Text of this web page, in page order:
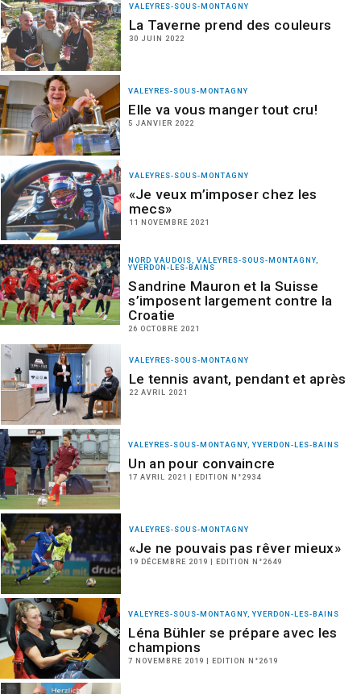
VALEYRES-SOUS-MONTAGNY
La Taverne prend des couleurs
30 JUIN 2022
VALEYRES-SOUS-MONTAGNY
Elle va vous manger tout cru!
5 JANVIER 2022
VALEYRES-SOUS-MONTAGNY
«Je veux m’imposer chez les
mecs»
11 NOVEMBRE 2021
NORD VAUDOIS, VALEYRES-SOUS-MONTAGNY,
YVERDON-LES-BAINS
Sandrine Mauron et la Suisse
s’imposent largement contre la
Croatie
26 OCTOBRE 2021
VALEYRES-SOUS-MONTAGNY
Le tennis avant, pendant et après
22 AVRIL 2021
VALEYRES-SOUS-MONTAGNY, YVERDON-LES-BAINS
Un an pour convaincre
17 AVRIL 2021 | EDITION N°2934
VALEYRES-SOUS-MONTAGNY
«Je ne pouvais pas rêver mieux»
19 DÉCEMBRE 2019 | EDITION N°2649
VALEYRES-SOUS-MONTAGNY, YVERDON-LES-BAINS
Léna Bühler se prépare avec les
champions
7 NOVEMBRE 2019 | EDITION N°2619